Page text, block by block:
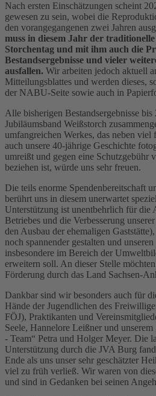
Nach ersten Einschätzungen scheint
gewesen zu sein, wobei die
den vorangegangenen zwei Jahren
muss in diesem Jahr der
Storchentag und mit ihm auch die
Bestandsergebnisse und vieler
ausfallen. Wir arbeiten jedoch aktuell
Mitteilungsblattes und werden dieses,
der NABU-Seite sowie auch in
Alle bisherigen Bestandsergebnisse
Jubiläumsband Weißstorch
umfangreichen Werkes, das neben viel
auch unsere 40-jährige Geschichte
umreißt und gegen eine Schutzgebühr
beziehen ist, würde uns sehr freuen.
Die teils enorme Spendenbereitschaft
berührt uns in diesem unerwartet
Unterstützung ist unentbehrlich für die
Betriebes und die Verbesserung
den Ausbau der ehemaligen
noch spannender gestalten und
insbesondere im Bereich der
erweitern soll. An dieser Stelle
Förderung durch das Land Sachsen-
Dankbar sind wir besonders auch für
Hände der Jugendlichen des
FÖJ), Praktikanten und
Seele, Hannelore Leißner und
- Team“ Petra und Holger Meyer. Die
Unterstützung durch die JVA Burg
Ende als uns unser sehr geschätzter
viel zu früh verließ. Wir waren von
und sind in Gedanken bei seinen